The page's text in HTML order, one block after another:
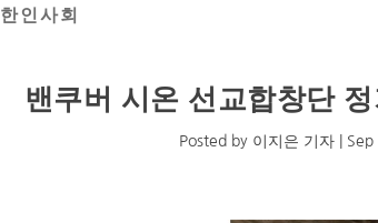
한인사회
밴쿠버 시온 선교합창단
Posted by 이지은 기자